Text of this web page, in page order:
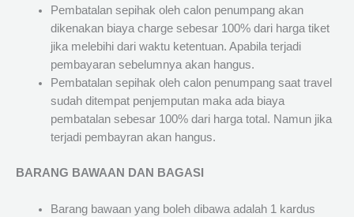
Pembatalan sepihak oleh calon penumpang akan
dikenakan biaya charge sebesar 100% dari harga tiket
jika melebihi dari waktu ketentuan. Apabila terjadi
pembayaran sebelumnya akan hangus.
Pembatalan sepihak oleh calon penumpang saat travel
sudah ditempat penjemputan maka ada biaya
pembatalan sebesar 100% dari harga total. Namun jika
terjadi pembayran akan hangus.
BARANG BAWAAN DAN BAGASI
Barang bawaan yang boleh dibawa adalah 1 kardus